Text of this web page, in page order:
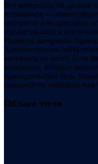
Все материалы на данном
источников — имеют
интернете или присланы
предоставляются
Права на материалы
Администрация сайта
материала не несет. Если
материалы, которые
принадлежащие Вам,
пожалуйста, сообщите нам
Облако тегов